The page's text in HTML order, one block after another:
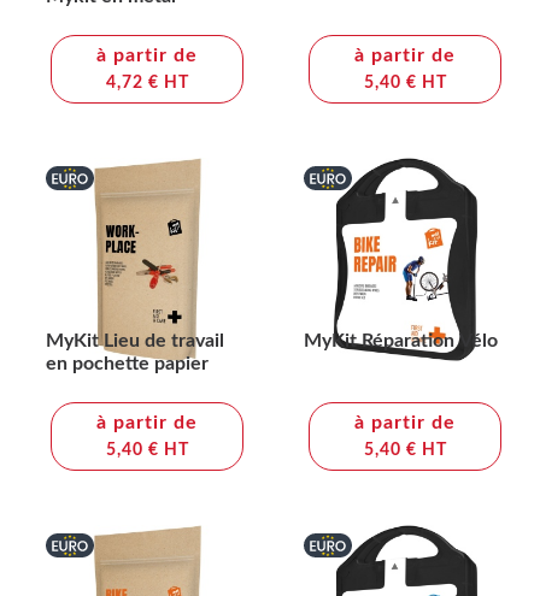
à partir de
4,72 € HT
à partir de
5,40 € HT
MyKit Lieu de travail
en pochette papier
à partir de
5,40 € HT
MyKit Réparation Vélo
à partir de
5,40 € HT